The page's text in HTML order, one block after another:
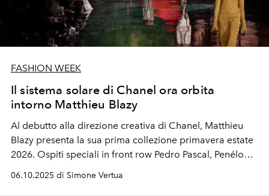
FASHION WEEK
Il sistema solare di Chanel ora orbita
intorno Matthieu Blazy
Al debutto alla direzione creativa di Chanel, Matthieu
Blazy presenta la sua prima collezione primavera estate
2026. Ospiti speciali in front row Pedro Pascal, Penélope
06.10.2025 di Simone Vertua